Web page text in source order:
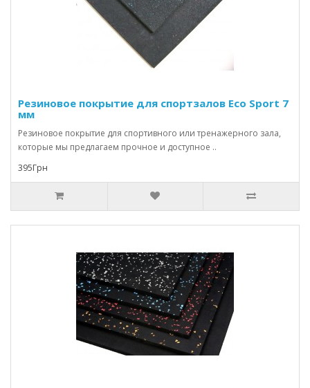
Резиновое покрытие для спортзалов Eco Sport 7
мм
Резиновое покрытие для спортивного или тренажерного зала,
которые мы предлагаем прочное и доступное ..
395Грн